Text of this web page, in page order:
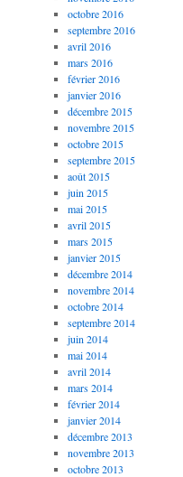
octobre 2016
septembre 2016
avril 2016
mars 2016
février 2016
janvier 2016
décembre 2015
novembre 2015
octobre 2015
septembre 2015
août 2015
juin 2015
mai 2015
avril 2015
mars 2015
janvier 2015
décembre 2014
novembre 2014
octobre 2014
septembre 2014
juin 2014
mai 2014
avril 2014
mars 2014
février 2014
janvier 2014
décembre 2013
novembre 2013
octobre 2013